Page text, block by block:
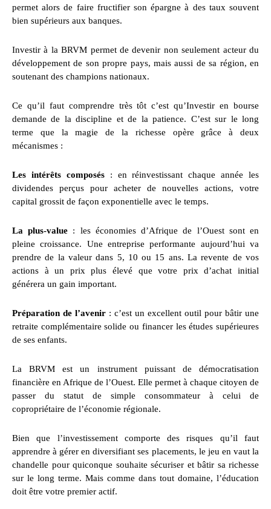
permet alors de faire fructifier son épargne à des taux souvent
bien supérieurs aux banques.
Investir à la BRVM permet de devenir non seulement acteur du
développement de son propre pays, mais aussi de sa région, en
soutenant des champions nationaux.
Ce qu’il faut comprendre très tôt c’est qu’Investir en bourse
demande de la discipline et de la patience. C’est sur le long
terme que la magie de la richesse opère grâce à deux
mécanismes :
Les intérêts composés: en réinvestissant chaque année les
dividendes perçus pour acheter de nouvelles actions, votre
capital grossit de façon exponentielle avec le temps.
La plus-value : les économies d’Afrique de l’Ouest sont en
pleine croissance. Une entreprise performante aujourd’hui va
prendre de la valeur dans 5, 10 ou 15 ans. La revente de vos
actions à un prix plus élevé que votre prix d’achat initial
générera un gain important.
Préparation de l’avenir : c’est un excellent outil pour bâtir une
retraite complémentaire solide ou financer les études supérieures
de ses enfants.
La BRVM est un instrument puissant de démocratisation
financière en Afrique de l’Ouest. Elle permet à chaque citoyen de
passer du statut de simple consommateur à celui de
copropriétaire de l’économie régionale.
Bien que l’investissement comporte des risques qu’il faut
apprendre à gérer en diversifiant ses placements, le jeu en vaut la
chandelle pour quiconque souhaite sécuriser et bâtir sa richesse
sur le long terme. Mais comme dans tout domaine, l’éducation
doit être votre premier actif.